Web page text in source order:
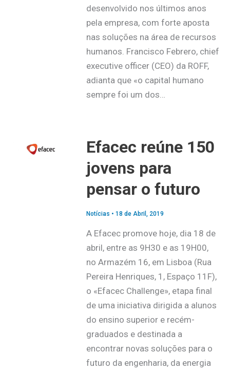
desenvolvido nos últimos anos
pela empresa, com forte aposta
nas soluções na área de recursos
humanos. Francisco Febrero, chief
executive officer (CEO) da ROFF,
adianta que «o capital humano
sempre foi um dos…
Efacec reúne 150
jovens para
pensar o futuro
Notícias • 18 de Abril, 2019
A Efacec promove hoje, dia 18 de
abril, entre as 9H30 e as 19H00,
no Armazém 16, em Lisboa (Rua
Pereira Henriques, 1, Espaço 11F),
o «Efacec Challenge», etapa final
de uma iniciativa dirigida a alunos
do ensino superior e recém-
graduados e destinada a
encontrar novas soluções para o
futuro da engenharia, da energia